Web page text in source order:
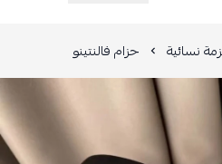
نسائية حزام فالنتينو